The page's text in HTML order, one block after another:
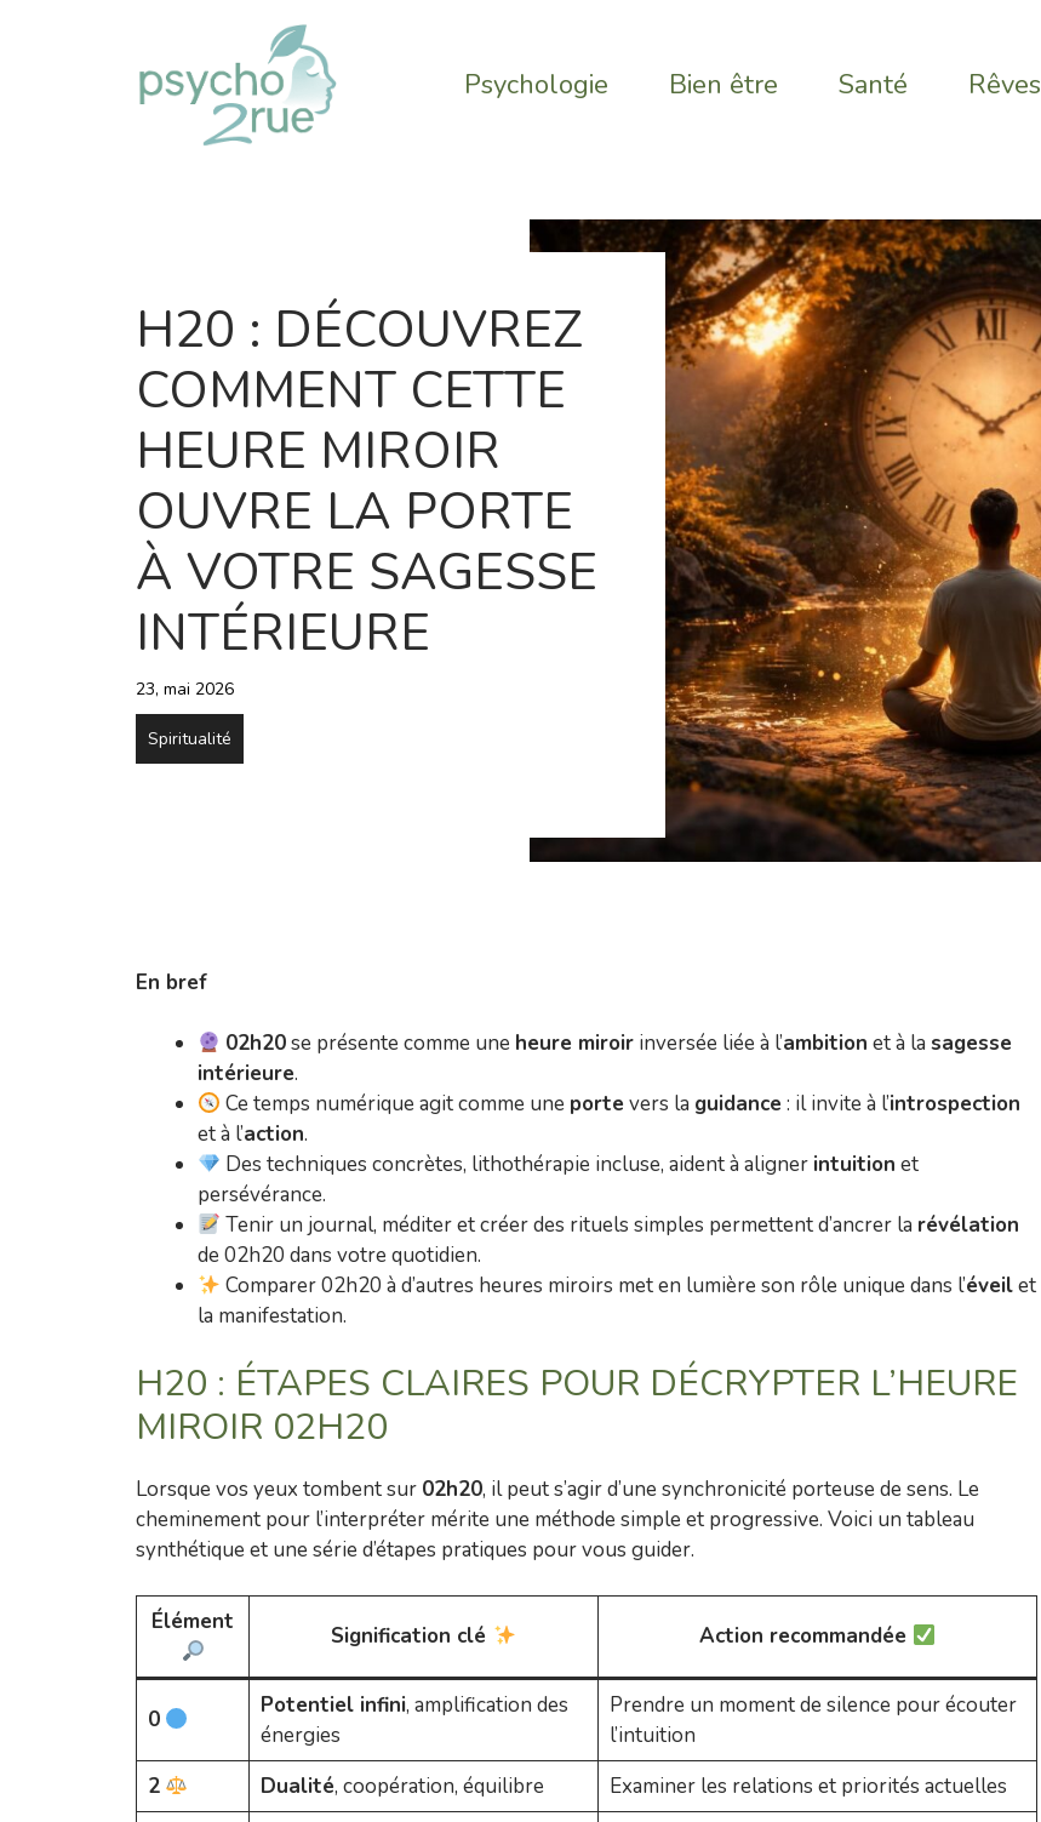
Psychologie Bien être Santé Rêves
H20 : DÉCOUVREZ
COMMENT CETTE
HEURE MIROIR
OUVRE LA PORTE
À VOTRE SAGESSE
INTÉRIEURE
23, mai 2026
Spiritualité
En bref
02h20se présente comme une heure miroir inversée liée à l’ambition et à lasagesse
intérieure.
Ce temps numérique agit comme une porte vers la guidance : il invite à l’introspection
et à l’action.
Des techniques concrètes, lithothérapie incluse, aident à aligner intuition et
persévérance.
Tenir un journal, méditer et créer des rituels simples permettent d’ancrer la révélation
de 02h20 dans votre quotidien.
Comparer 02h20 à d’autres heures miroirs met en lumière son rôle unique dans l’éveilet
la manifestation.
H20 : ÉTAPES CLAIRES POUR DÉCRYPTER L’HEURE
MIROIR 02H20
Lorsque vos yeux tombent sur 02h20, il peut s’agir d’une synchronicité porteuse de sens. Le
cheminement pour l’interpréter mérite une méthode simple et progressive. Voici un tableau
synthétique et une série d’étapes pratiques pour vous guider.
Élément
Signification clé Action recommandée
0
Potentiel infini, amplification des
énergies
Prendre un moment de silence pour écouter
l’intuition
2
Dualité, coopération, équilibre Examiner les relations et priorités actuelles